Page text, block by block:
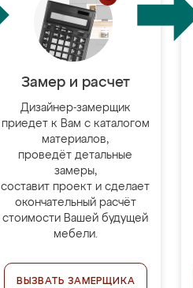
Замер и расчет
Дизайнер-замерщик
приедет к Вам с каталогом
материалов,
проведёт детальные
замеры,
составит проект и сделает
окончательный расчёт
стоимости Вашей будущей
мебели.
ВЫЗВАТЬ ЗАМЕРЩИКА